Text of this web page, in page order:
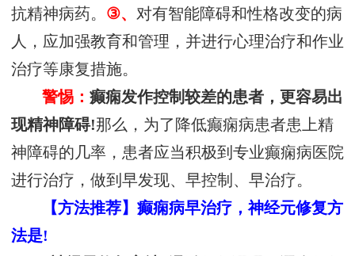
抗精神病药。 ③、 对有智能障碍和性格改变的病
人，应加强教育和管理，并进行心理治疗和作业
治疗等康复措施。
警惕：癫痫发作控制较差的患者，更容易出
现精神障碍!那么，为了降低癫痫病患者患上精
神障碍的几率，患者应当积极到专业癫痫病医院
进行治疗，做到早发现、早控制、早治疗。
【方法推荐】癫痫病早治疗，神经元修复方
法是!